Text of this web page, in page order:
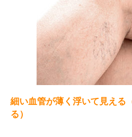
細い血管が薄く浮いて見える
る）